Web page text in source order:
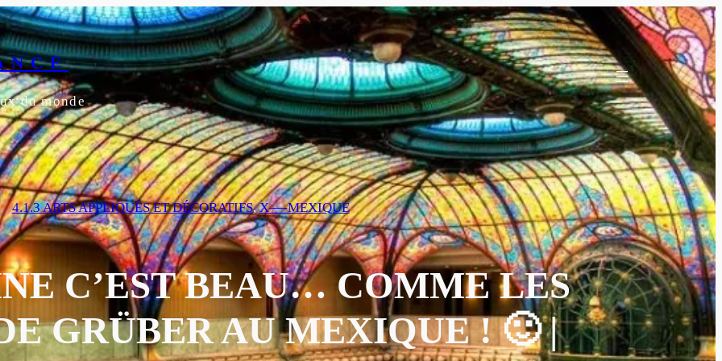
du monde
4.1.3 ARTS APPLIQUÉS ET DÉCORATIFS, X—-MEXIQUE
C’EST BEAU… COMME LES
GRÜBER AU MEXIQUE ! 🙂 |